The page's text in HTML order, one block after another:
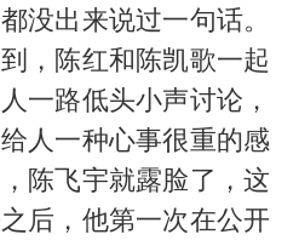
没出来说过一句话。
，陈红和陈凯歌一起
一路低头小声讨论，
人一种心事很重的感
陈飞宇就露脸了，这
后，他第一次在公开